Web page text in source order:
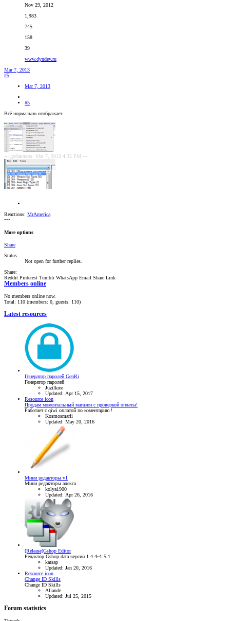
Nov 29, 2012
1,983
745
158
39
www.dyndev.ru
Mar 7, 2013
#5
Mar 7, 2013
#5
Всё нормально отображает.
--- добавлено: Mar 7, 2013 4:32 PM ---
Reactions: MrAmerica
•••
More options
Share
Status
Not open for further replies.
Share:
Reddit Pinterest Tumblr WhatsApp Email Share Link
Members online
No members online now.
Total: 110 (members: 0, guests: 110)
Latest resources
Генератор паролей GenRi
Генератор паролей
Juzilkree
Updated: Apr 15, 2017
Resource icon
Продам моментальный магазин с проверкой оплаты!
Работает с qiwi оплатой по коментарию !
Kosmosmarli
Updated: May 20, 2016
Мини редакторы v1
Мини редакторы алекса
kolya1900
Updated: Apr 26, 2016
[Release]Gshop Editor
Редактор Gshop.data версии 1.4.4~1.5.1
katsap
Updated: Jan 20, 2016
Resource icon
Change ID Skills
Change ID Skills
Aliande
Updated: Jul 25, 2015
Forum statistics